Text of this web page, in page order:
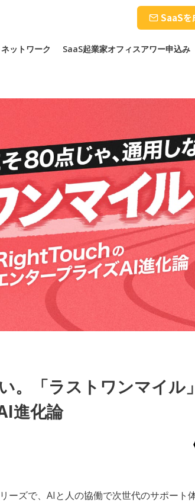
SaaSを
ットワーク SaaS起業家オフィスアワー申込み
。「ラストワンマイル
進化論
ーズで、AIと人の協働で次世代のサポート